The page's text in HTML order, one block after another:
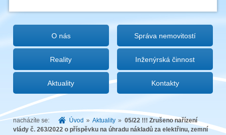
O nás Správa nemovitostí
Reality Inženýrská činnost
Aktuality Kontakty
nacházíte se: Úvod » Aktuality » 05/22 !!! Zrušeno nařízení
vlády č. 263/2022 o příspěvku na úhradu nákladů za elektřinu, zemní